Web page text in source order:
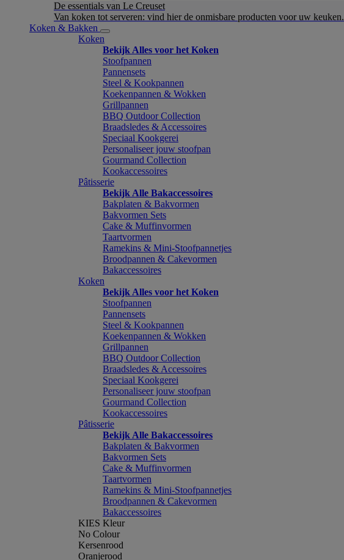
De essentials van Le Creuset
Van koken tot serveren: vind hier de onmisbare producten voor uw keuken.
Koken & Bakken
Koken
Bekijk Alles voor het Koken
Stoofpannen
Pannensets
Steel & Kookpannen
Koekenpannen & Wokken
Grillpannen
BBQ Outdoor Collection
Braadsledes & Accessoires
Speciaal Kookgerei
Personaliseer jouw stoofpan
Gourmand Collection
Kookaccessoires
Pâtisserie
Bekijk Alle Bakaccessoires
Bakplaten & Bakvormen
Bakvormen Sets
Cake & Muffinvormen
Taartvormen
Ramekins & Mini-Stoofpannetjes
Broodpannen & Cakevormen
Bakaccessoires
Koken
Bekijk Alles voor het Koken
Stoofpannen
Pannensets
Steel & Kookpannen
Koekenpannen & Wokken
Grillpannen
BBQ Outdoor Collection
Braadsledes & Accessoires
Speciaal Kookgerei
Personaliseer jouw stoofpan
Gourmand Collection
Kookaccessoires
Pâtisserie
Bekijk Alle Bakaccessoires
Bakplaten & Bakvormen
Bakvormen Sets
Cake & Muffinvormen
Taartvormen
Ramekins & Mini-Stoofpannetjes
Broodpannen & Cakevormen
Bakaccessoires
KIES Kleur
No Colour
Kersenrood
Oranjerood